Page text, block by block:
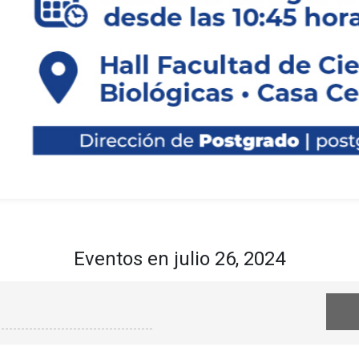
de la
Eventos en julio 26, 2024